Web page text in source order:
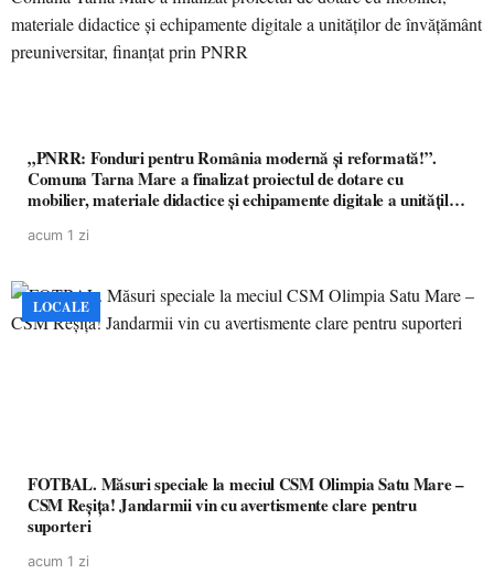
„PNRR: Fonduri pentru România modernă și reformată!”.
Comuna Tarna Mare a finalizat proiectul de dotare cu
mobilier, materiale didactice și echipamente digitale a unităților
acum 1 zi
LOCALE
FOTBAL. Măsuri speciale la meciul CSM Olimpia Satu Mare –
CSM Reșița! Jandarmii vin cu avertismente clare pentru
suporteri
acum 1 zi